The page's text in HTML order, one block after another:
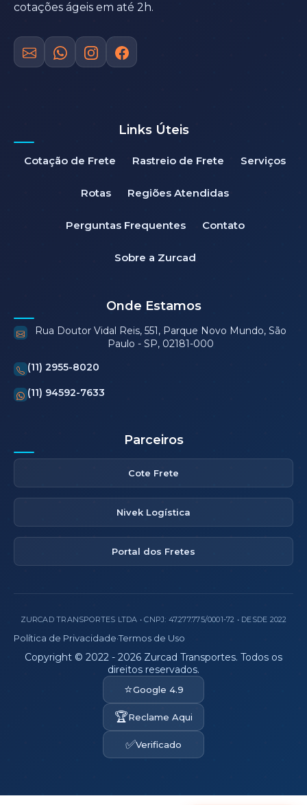
cotações ágeis em até 2h.
Links Úteis
Cotação de Frete Rastreio de Frete Serviços
Rotas Regiões Atendidas
Perguntas Frequentes Contato
Sobre a Zurcad
Onde Estamos
Rua Doutor Vidal Reis, 551, Parque Novo Mundo, São
Paulo - SP, 02181-000
(11) 2955-8020
(11) 94592-7633
Parceiros
Cote Frete
Nivek Logística
Portal dos Fretes
ZURCAD TRANSPORTES LTDA • CNPJ: 47.277.775/0001-72 • DESDE 2022
Política de Privacidade·Termos de Uso
Copyright © 2022 - 2026 Zurcad Transportes. Todos os
direitos reservados.
⭐Google 4.9
🏆Reclame Aqui
✅Verificado